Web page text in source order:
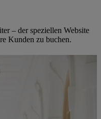
– der speziellen Website
Kunden zu buchen.